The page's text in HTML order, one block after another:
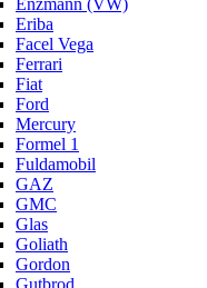
Enzmann (VW)
Eriba
Facel Vega
Ferrari
Fiat
Ford
Mercury
Formel 1
Fuldamobil
GAZ
GMC
Glas
Goliath
Gordon
Gutbrod